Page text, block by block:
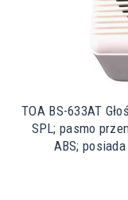
TOA BS-633AT
SPL; pasmo
ABS;